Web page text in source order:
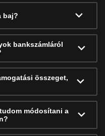
baj?
bankszámláról
összeget,
módosítani a